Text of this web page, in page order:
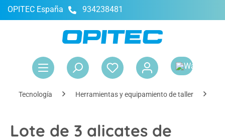
principal
OPITEC España 934238481
Tecnología Herramientas y equipamiento de taller
Lote de 3 alicates de